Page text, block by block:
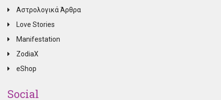
Αστρολογικά Άρθρα
Love Stories
Manifestation
ZodiaX
eShop
Social